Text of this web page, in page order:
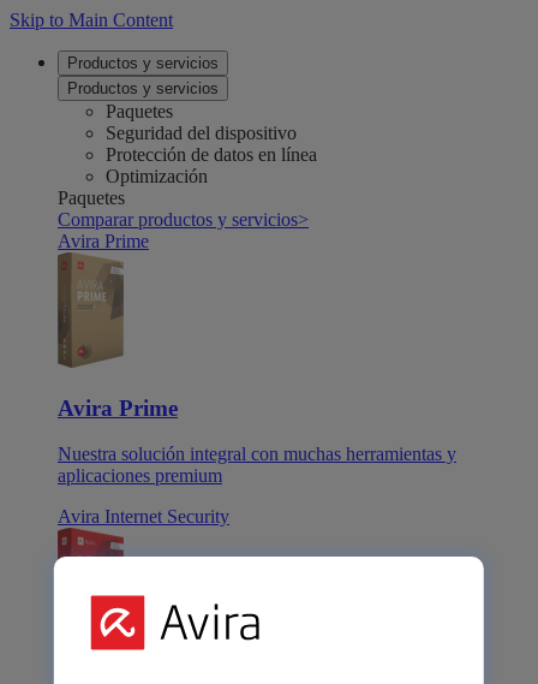
Skip to Main Content
Productos y servicios
Productos y servicios
Paquetes
Seguridad del dispositivo
Protección de datos en línea
Optimización
Paquetes
Comparar productos y servicios>
Avira Prime
Avira Prime
Nuestra solución integral con muchas herramientas y
aplicaciones premium
Avira Internet Security